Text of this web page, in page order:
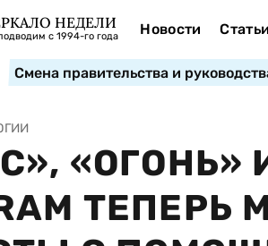
НЕДЕЛИ
с 1994-го года Новости Статьи
Смена правительства и
«ОГОНЬ»